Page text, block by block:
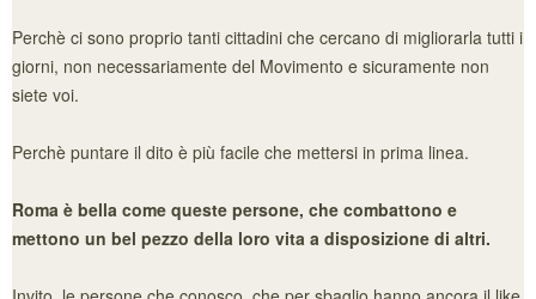
Perchè ci sono proprio tanti cittadini che cercano di migliorarla tutti i
giorni, non necessariamente del Movimento e sicuramente non
siete voi.
Perchè puntare il dito è più facile che mettersi in prima linea.
Roma è bella come queste persone, che combattono e
mettono un bel pezzo della loro vita a disposizione di altri.